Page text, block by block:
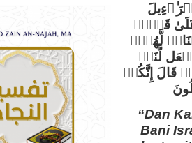
⁠ۤءِیلَ
قَوۡمࣲ
لَّهُمۡۚ
لَّنَاۤ
قَالَ إِنَّكُمۡ
“Dan
Bani